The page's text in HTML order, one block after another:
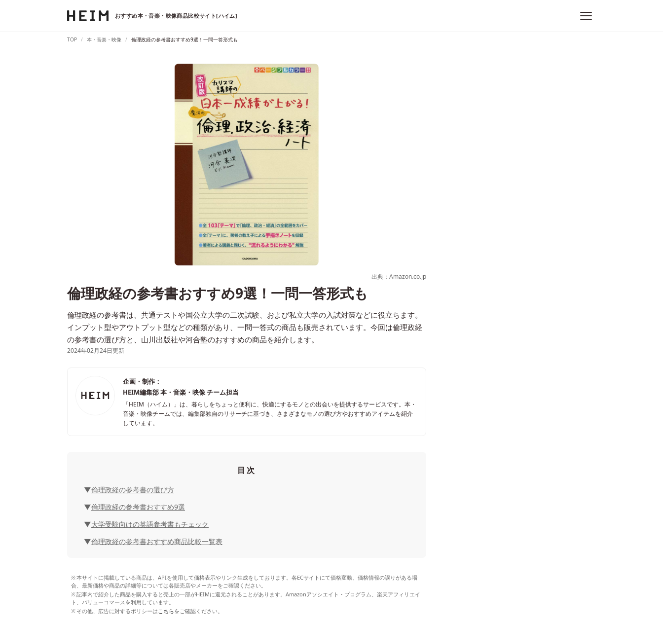
おすすめ本・音楽・映像商品比較サイト[ハイム]
TOP 本・音楽・映像 倫理政経の参考書おすすめ9選！一問一答形式も
出典：Amazon.co.jp
倫理政経の参考書おすすめ9選！一問一答形式も
倫理政経の参考書は、共通テストや国公立大学の二次試験、および私立大学の入試対策などに役立ちます。
インプット型やアウトプット型などの種類があり、一問一答式の商品も販売されています。今回は倫理政経
の参考書の選び方と、山川出版社や河合塾のおすすめの商品を紹介します。
2024年02月24日更新
企画・制作：
HEIM編集部 本・音楽・映像 チーム担当
「HEIM（ハイム）」は、暮らしをちょっと便利に、快適にするモノとの出会いを提供するサービスです。本・
音楽・映像チームでは、編集部独自のリサーチに基づき、さまざまなモノの選び方やおすすめアイテムを紹介
しています。
目次
倫理政経の参考書の選び方
倫理政経の参考書おすすめ9選
大学受験向けの英語参考書もチェック
倫理政経の参考書おすすめ商品比較一覧表
本サイトに掲載している商品は、APIを使用して価格表示やリンク生成をしております。各ECサイトにて価格変動、価格情報の誤りがある場
合、最新価格や商品の詳細等については各販売店やメーカーをご確認ください。
記事内で紹介した商品を購入すると売上の一部がHEIMに還元されることがあります。Amazonアソシエイト・プログラム、楽天アフィリエイ
ト、バリューコマースを利用しています。
その他、広告に対するポリシーは こちらをご確認ください。